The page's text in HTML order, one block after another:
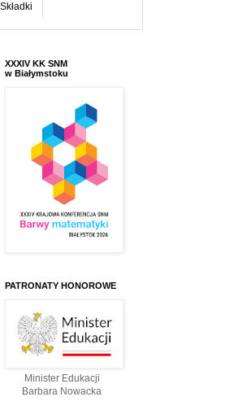
Składki
XXXIV KK SNM
w Białymstoku
PATRONATY HONOROWE
Minister Edukacji
Barbara Nowacka